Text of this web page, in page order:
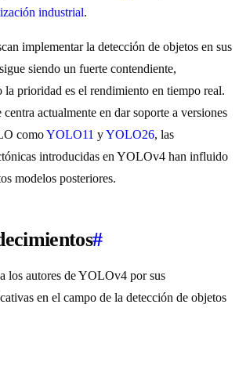
industrial.
implementar la detección de objetos en sus
siendo un fuerte contendiente,
la prioridad es el rendimiento en tiempo real.
actualmente en dar soporte a versiones
comoYOLO11 yYOLO26, las
introducidas en YOLOv4 han influido
modelos posteriores.
#
los autores de YOLOv4 por sus
en el campo de la detección de objetos